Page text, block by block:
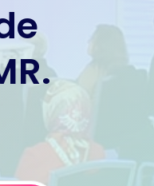
orales